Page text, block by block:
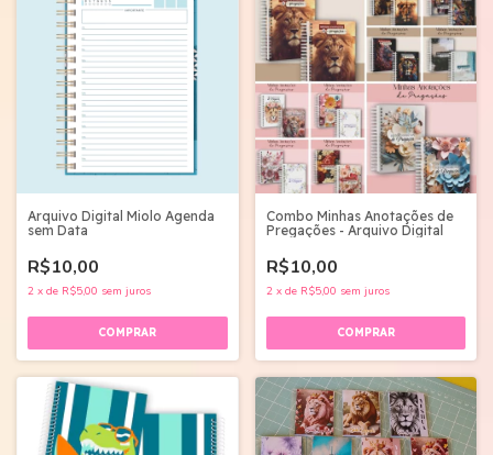
Arquivo Digital Miolo Agenda
sem Data
R$10,00
2 x de R$5,00 sem juros
Combo Minhas Anotações de
Pregações - Arquivo Digital
R$10,00
2 x de R$5,00 sem juros